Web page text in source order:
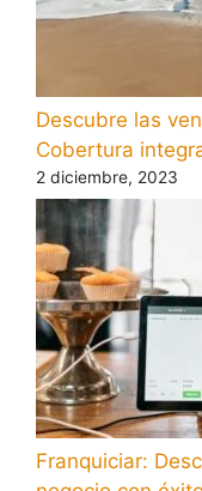
Descubre las
Cobertura
2 diciembre, 2023
Franquiciar: